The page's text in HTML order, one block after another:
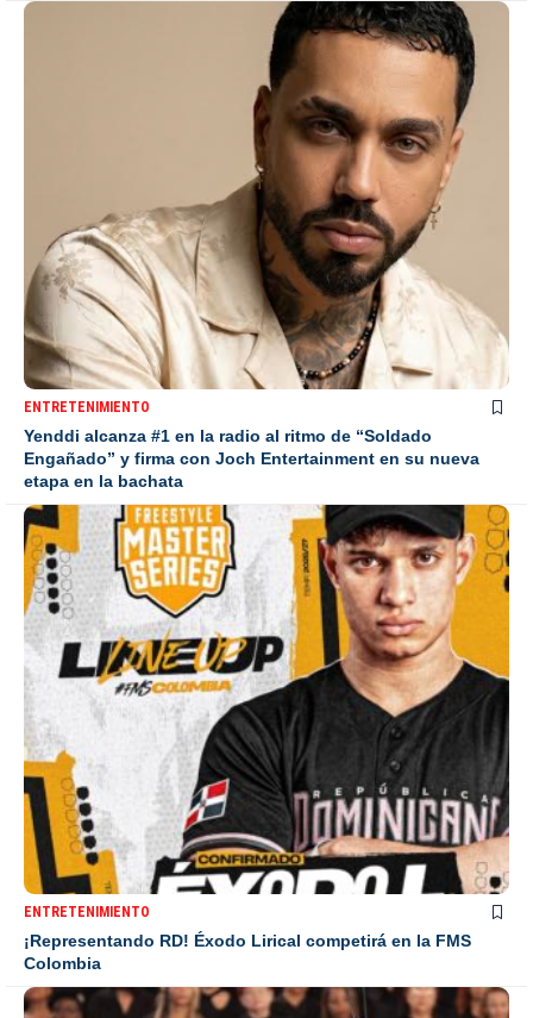
ENTRETENIMIENTO
Yenddi alcanza #1 en la radio al ritmo de “Soldado
Engañado” y firma con Joch Entertainment en su nueva
etapa en la bachata
ENTRETENIMIENTO
¡Representando RD! Éxodo Lirical competirá en la FMS
Colombia